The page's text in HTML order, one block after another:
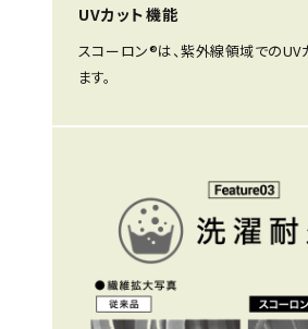
UVカット機能
スコーロン®は、紫外線領域でのUV
ます。